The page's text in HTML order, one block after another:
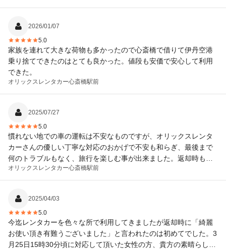
2026/01/07
5.0
家族を連れて大きな荷物も多かったので心斎橋で借りて伊丹空港
乗り捨てできたのはとても良かった。値段も安価で安心して利用
できた。
オリックスレンタカー心斎橋駅前
2025/07/27
5.0
慣れない地での車の運転は不安なものですが、オリックスレンタ
カーさんの優しい丁寧な対応のおかげで不安も和らぎ、最後まで
何のトラブルもなく、旅行を楽しむ事が出来ました。返却時も笑
顔で挨拶してくれて、旅の終わりも気持ち良く締めくくれまし
た。料金もリーズナブルで財布にも優しかったです。ありがとう
オリックスレンタカー心斎橋駅前
2025/04/03
5.0
今迄レンタカーを色々な所で利用してきましたが返却時に「綺麗
お使い頂き有難うございました」と言われたのは初めてでした。3
月25日15時30分頃に対応して頂いた女性の方、貴方の素晴らしい